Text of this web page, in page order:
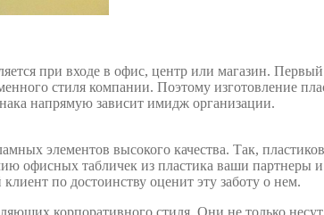
при входе в офис, центр или магазин.
стиля компании. Поэтому изготовление
напрямую зависит имидж организации.
элементов высокого качества. Так,
офисных табличек из пластика ваши партнеры
по достоинству оценит эту заботу о нем.
корпоративного стиля. Они не только